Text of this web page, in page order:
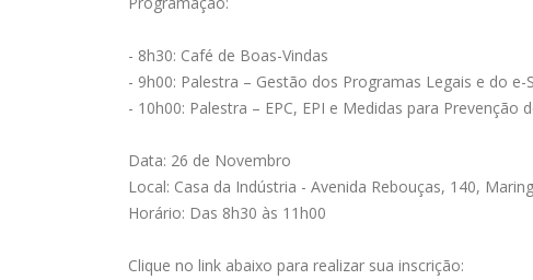
- 8h30: Café de Boas-Vindas
- 9h00: Palestra – Gestão dos Programas Legais e do e-
- 10h00: Palestra – EPC, EPI e Medidas para
Data: 26 de Novembro
Local: Casa da Indústria - Avenida Rebouças, 140,
Horário: Das 8h30 às 11h00
Clique no link abaixo para realizar sua inscrição: